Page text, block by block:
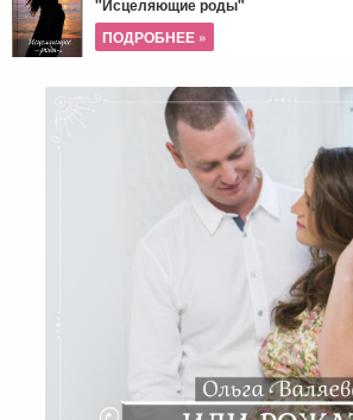
"Исцеляющие роды"
ПОДРОБНЕЕ »